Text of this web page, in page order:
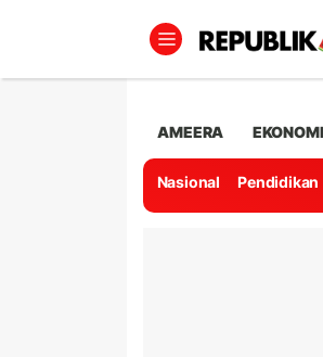
AMEERA
Nasional Pendidikan